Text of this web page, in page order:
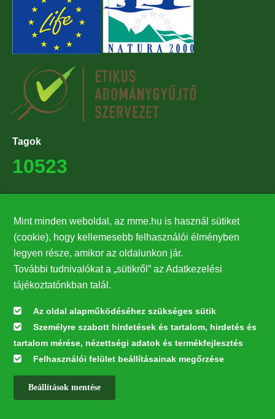
Tagok
10523
27224
Hírlevél feliratkozás
Értesüljön elsőként legfrissebb híreinkről, eseményeinkről!
Feliratkozás
Mint minden weboldal, az mme.hu is használ sütiket
(cookie), hogy kellemesebb felhasználói élményben
legyen része, amikor az oldalunkon jár.
További tudnivalókat a „sütikről” az Adatkezelési
tájékoztatónkban talál.
Az oldal alapműködéséhez szükséges sütik
Személyre szabott hirdetések és tartalom, hirdetés és
tartalom mérése, nézettségi adatok és termékfejlesztés
Felhasználói felület beállításainak megőrzése
Beállítások mentése